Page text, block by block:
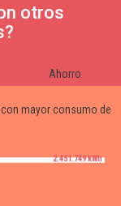
otros
Ahorro
mayor consumo de
2.451.749 kWh